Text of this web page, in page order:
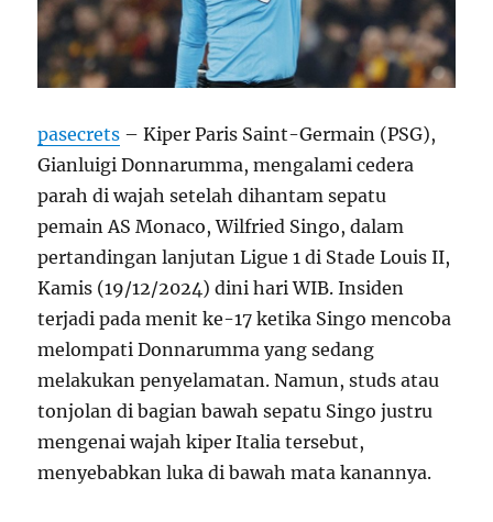
pasecrets – Kiper Paris Saint-Germain (PSG),
Gianluigi Donnarumma, mengalami cedera
parah di wajah setelah dihantam sepatu
pemain AS Monaco, Wilfried Singo, dalam
pertandingan lanjutan Ligue 1 di Stade Louis II,
Kamis (19/12/2024) dini hari WIB. Insiden
terjadi pada menit ke-17 ketika Singo mencoba
melompati Donnarumma yang sedang
melakukan penyelamatan. Namun, studs atau
tonjolan di bagian bawah sepatu Singo justru
mengenai wajah kiper Italia tersebut,
menyebabkan luka di bawah mata kanannya.